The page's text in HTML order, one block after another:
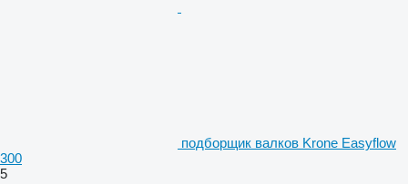
подборщик валков Krone Easyflow
300
5